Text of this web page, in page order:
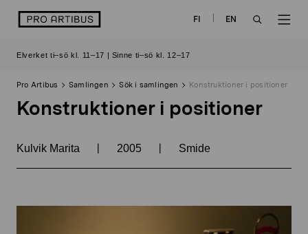
logo FI
EN
Elverket ti–sö kl. 11–17 | Sinne ti–sö kl. 12–17
Pro Artibus Samlingen Sök i samlingen Konstruktioner i positioner
Konstruktioner i positioner
Kulvik Marita | 2005 | Smide